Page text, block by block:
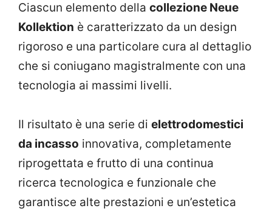
Ciascun elemento della collezione Neue
Kollektion è caratterizzato da un design
rigoroso e una particolare cura al dettaglio
che si coniugano magistralmente con una
tecnologia ai massimi livelli.
Il risultato è una serie di elettrodomestici
da incasso innovativa, completamente
riprogettata e frutto di una continua
ricerca tecnologica e funzionale che
garantisce alte prestazioni e un’estetica